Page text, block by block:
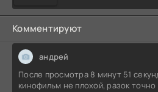
Комментируют
андрей
После просмотра 8 минут 51
кинофильм не плохой, разок точно